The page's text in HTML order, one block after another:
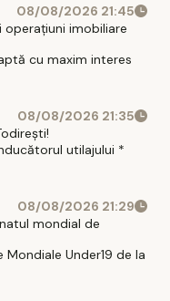
08/08/2026 21:45
operațiuni imobiliare
cu maxim interes
08/08/2026 21:35
utilajului *
08/08/2026 21:29
mondial de
Under19 de la